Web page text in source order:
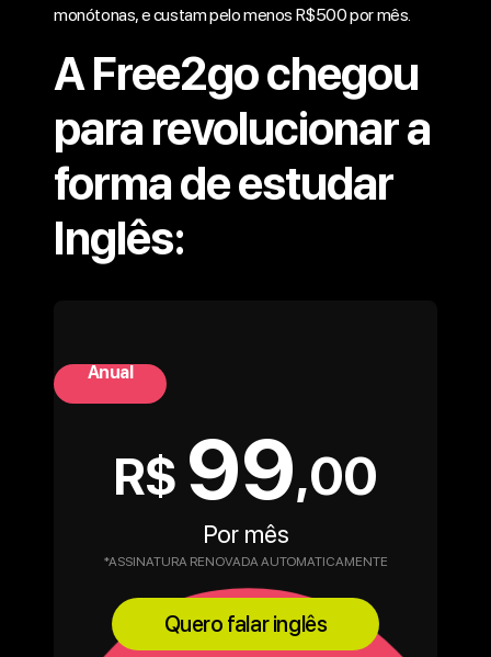
monótonas, e custam pelo menos R$500 por mês.
A Free2go chegou
para revolucionar a
forma de estudar
Inglês:
Anual
R$ 99,00
Por mês
*ASSINATURA RENOVADA AUTOMATICAMENTE
Quero falar inglês